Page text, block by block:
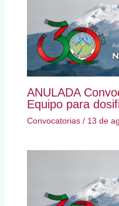
ANULADA
Equipo para
Convocatorias/ 13 de